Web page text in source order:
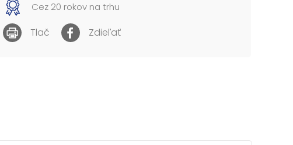
Cez 20 rokov na trhu
Tlač Zdieľať